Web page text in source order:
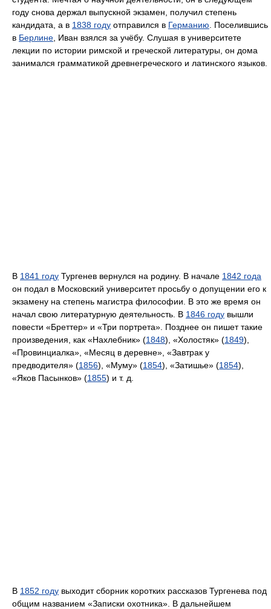
году снова держал выпускной экзамен, получил степень
кандидата, а в 1838 году отправился в Германию . Поселившись
в Берлине , Иван взялся за учёбу. Слушая в университете
лекции по истории римской и греческой литературы, он дома
занимался грамматикой древнегреческого и латинского языков.
В 1841 году Тургенев вернулся на родину. В начале 1842 года
он подал в Московский университет просьбу о допущении его к
экзамену на степень магистра философии. В это же время он
начал свою литературную деятельность. В 1846 году вышли
повести «Бреттер» и «Три портрета». Позднее он пишет такие
произведения, как «Нахлебник» (1848), «Холостяк» (1849),
«Провинциалка», «Месяц в деревне», «Завтрак у
предводителя» (1856), «Муму» (1854), «Затишье» (1854),
«Яков Пасынков» (1855) и т. д.
В 1852 году выходит сборник коротких рассказов Тургенева под
общим названием «Записки охотника». В дальнейшем